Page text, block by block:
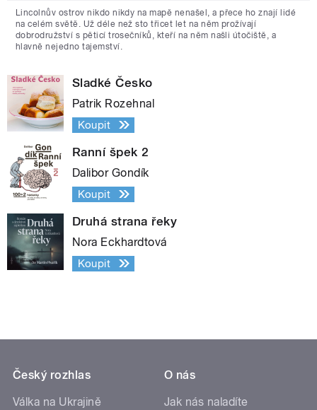
Lincolnův ostrov nikdo nikdy na mapě nenašel, a přece ho znají lidé
na celém světě. Už déle než sto třicet let na něm prožívají
dobrodružství s pěticí trosečníků, kteří na něm našli útočiště, a
hlavně nejedno tajemství.
Sladké Česko
Patrik Rozehnal
Koupit
Ranní špek 2
Dalibor Gondík
Koupit
Druhá strana řeky
Nora Eckhardtová
Koupit
Český rozhlas
Válka na Ukrajině
O nás
Jak nás naladíte